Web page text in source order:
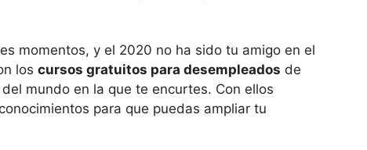
momentos, y el 2020 no ha sido tu amigo en el
los cursos gratuitos para desempleados de
mundo en la que te encurtes. Con ellos
para que puedas ampliar tu